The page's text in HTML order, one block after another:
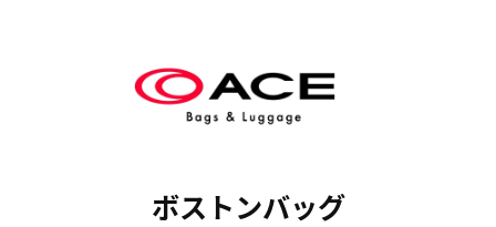
ボストンバッグ